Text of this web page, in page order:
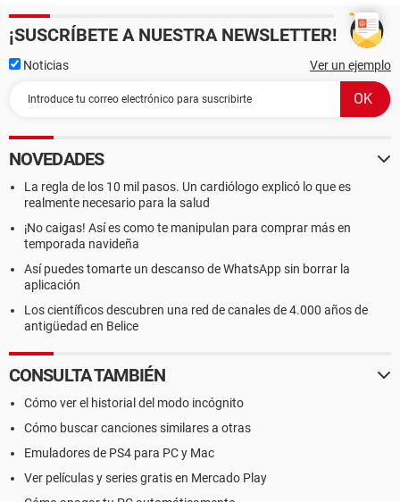
¡SUSCRÍBETE A NUESTRA NEWSLETTER!
Noticias Ver un ejemplo
NOVEDADES
La regla de los 10 mil pasos. Un cardiólogo explicó lo que es
realmente necesario para la salud
¡No caigas! Así es como te manipulan para comprar más en
temporada navideña
Así puedes tomarte un descanso de WhatsApp sin borrar la
aplicación
Los científicos descubren una red de canales de 4.000 años de
antigüedad en Belice
CONSULTA TAMBIÉN
Cómo ver el historial del modo incógnito
Cómo buscar canciones similares a otras
Emuladores de PS4 para PC y Mac
Ver películas y series gratis en Mercado Play